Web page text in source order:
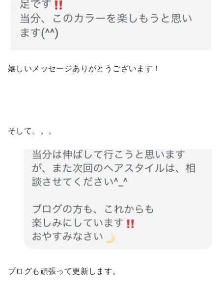
嬉しいメッセージありがとうございます！
そして。。。
ブログも頑張って更新します。